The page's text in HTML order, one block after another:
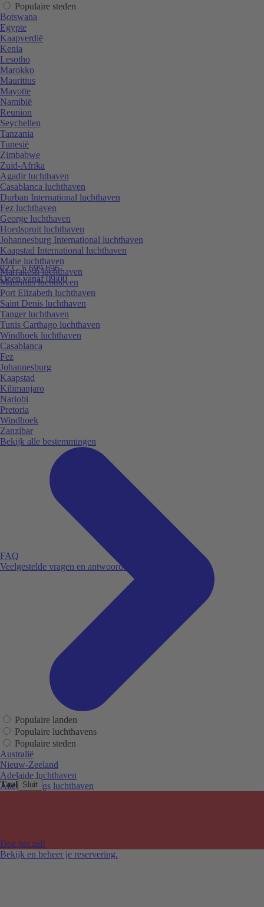
Taal Sluit
023 - 5 699 696
Open vanaf 09:00
FAQ
Veelgestelde vragen en antwoorden.
Doe het zelf
Bekijk en beheer je reservering.
Populaire steden
Botswana
Egypte
Kaapverdië
Kenia
Lesotho
Marokko
Mauritius
Mayotte
Namibië
Reunion
Seychellen
Tanzania
Tunesië
Zimbabwe
Zuid-Afrika
Agadir luchthaven
Casablanca luchthaven
Durban International luchthaven
Fez luchthaven
George luchthaven
Hoedspruit luchthaven
Johannesburg International luchthaven
Kaapstad International luchthaven
Mahe luchthaven
Marrakesh luchthaven
Mauritius luchthaven
Port Elizabeth luchthaven
Saint Denis luchthaven
Tanger luchthaven
Tunis Carthago luchthaven
Windhoek luchthaven
Casablanca
Fez
Johannesburg
Kaapstad
Kilimanjaro
Nariobi
Pretoria
Windhoek
Zanzibar
Bekijk alle bestemmingen
Populaire landen
Populaire luchthavens
Populaire steden
Australië
Nieuw-Zeeland
Adelaide luchthaven
Alice Springs luchthaven
Melbourne Tullamarine luchthaven
Perth luchthaven
Sydney luchthaven